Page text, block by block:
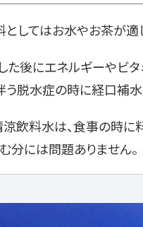
してはお水やお茶が適
た後にエネルギーやビ
脱水症の時に経口補水
飲料水は、食事の時に
分には問題ありません。